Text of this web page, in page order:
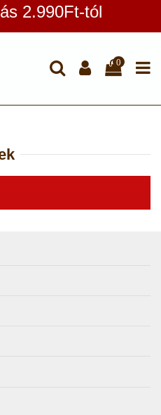
2.990Ft-tól
0